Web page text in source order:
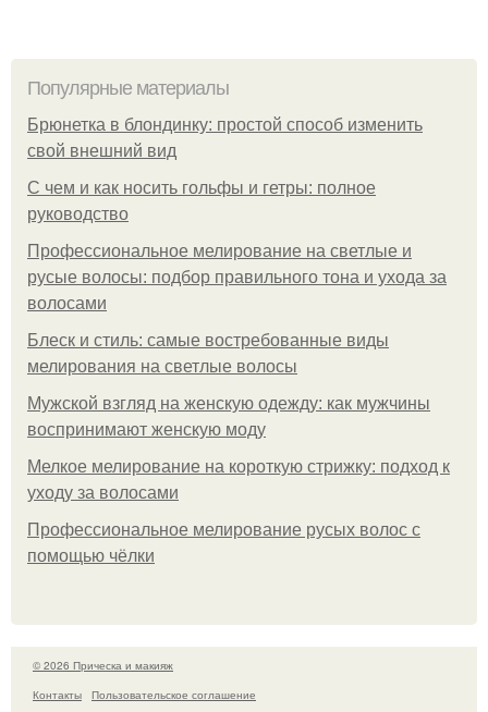
Популярные материалы
Брюнетка в блондинку: простой способ изменить
свой внешний вид
С чем и как носить гольфы и гетры: полное
руководство
Профессиональное мелирование на светлые и
русые волосы: подбор правильного тона и ухода за
волосами
Блеск и стиль: самые востребованные виды
мелирования на светлые волосы
Мужской взгляд на женскую одежду: как мужчины
воспринимают женскую моду
Мелкое мелирование на короткую стрижку: подход к
уходу за волосами
Профессиональное мелирование русых волос с
помощью чёлки
© 2026 Прическа и макияж
Контакты
Пользовательское соглашение